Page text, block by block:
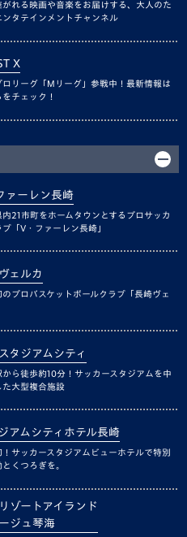
がれる映画や音楽をお届けする、大人のた
ンタテインメントチャンネル
X
ロリーグ「Mリーグ」参戦中！最新情報は
をチェック！
ァーレン長崎
内21市町をホームタウンとするプロサッカ
ブ「V・ファーレン長崎」
ェルカ
のプロバスケットボールクラブ「長崎ヴェ
タジアムシティ
から徒歩約10分！サッカースタジアムを中
た大型複合施設
アムシティホテル長崎
！サッカースタジアムビューホテルで特別
とくつろぎを。
ゾートアイランド
ジュ琴海